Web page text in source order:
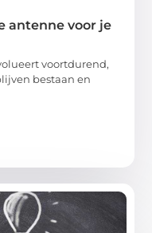
antenne voor je
voortdurend,
bestaan en